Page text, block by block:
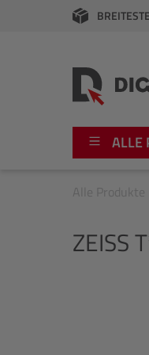
Zur
ALLE
Video
Fujifilm
Alle Produkte
ZEISS